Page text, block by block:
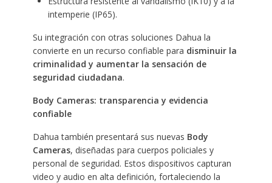
intemperie (IP65).
Su integración con otras soluciones Dahua la
convierte en un recurso confiable para disminuir la
criminalidad y aumentar la sensación de
seguridad ciudadana.
Body Cameras: transparencia y evidencia
confiable
Dahua también presentará sus nuevas Body
Cameras, diseñadas para cuerpos policiales y
personal de seguridad. Estos dispositivos capturan
video y audio en alta definición, fortaleciendo la